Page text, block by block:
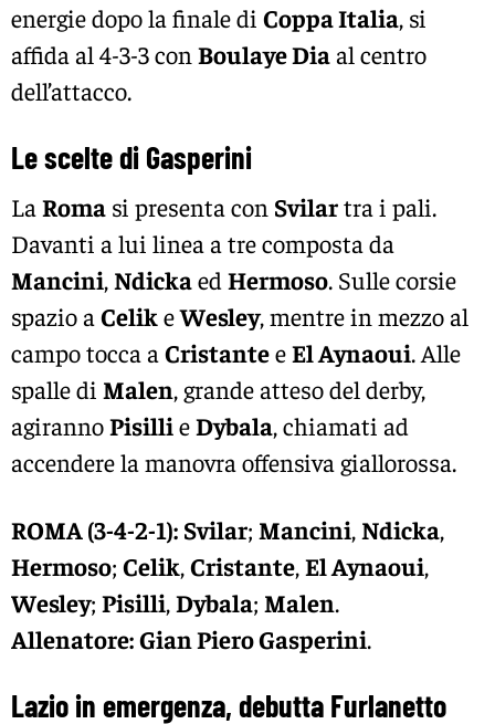
energie dopo la finale di Coppa Italia, si
affida al 4-3-3 con Boulaye Diaal centro
dell’attacco.
Le scelte di Gasperini
La Roma si presenta con Svilartra i pali.
Davanti a lui linea a tre composta da
Mancini, Ndickaed Hermoso. Sulle corsie
spazio a CelikeWesley, mentre in mezzo al
campo tocca a CristanteeEl Aynaoui. Alle
spalle di Malen, grande atteso del derby,
agirannoPisillieDybala, chiamati ad
accendere la manovra offensiva giallorossa.
ROMA (3-4-2-1): Svilar; Mancini, Ndicka,
Hermoso; Celik,Cristante,El Aynaoui,
Wesley; Pisilli,Dybala; Malen.
Allenatore:Gian Piero Gasperini.
Lazio in emergenza, debutta Furlanetto